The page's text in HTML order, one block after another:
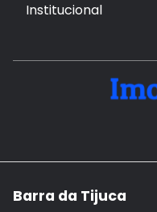
Institucional
Barra da Tijuca